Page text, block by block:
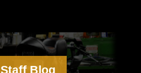
Staff Blog